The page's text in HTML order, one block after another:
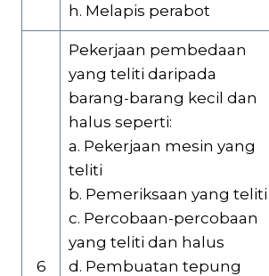
h. Melapis perabot
6
Pekerjaan pembedaan
yang teliti daripada
barang-barang kecil dan
halus seperti:
a. Pekerjaan mesin yang
teliti
b. Pemeriksaan yang teliti
c. Percobaan-percobaan
yang teliti dan halus
d. Pembuatan tepung